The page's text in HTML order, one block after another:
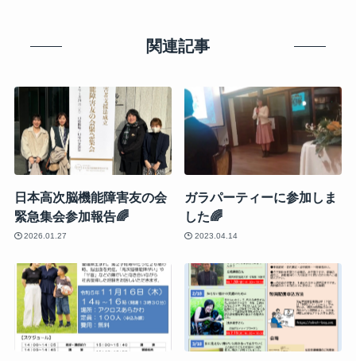
関連記事
日本高次脳機能障害友の会
緊急集会参加報告🌈
2026.01.27
ガラパーティーに参加しま
した🌈
2023.04.14